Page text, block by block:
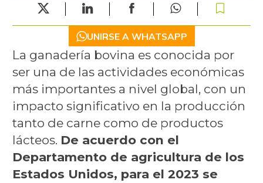
UNIRSE A WHATSAPP
La ganadería bovina es conocida por
ser una de las actividades económicas
más importantes a nivel global, con un
impacto significativo en la producción
tanto de carne como de productos
lácteos. De acuerdo con el
Departamento de agricultura de los
Estados Unidos, para el 2023 se